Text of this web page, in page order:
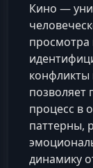
Кино —
позволяет
процесс в
паттерны,
динамику